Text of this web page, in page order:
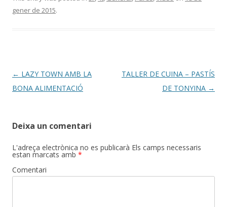
gener de 2015.
Post
navigation
← LAZY TOWN AMB LA
BONA ALIMENTACIÓ
TALLER DE CUINA – PASTÍS
DE TONYINA →
Deixa un comentari
L'adreça electrònica no es publicarà Els camps necessaris
estan marcats amb *
Comentari